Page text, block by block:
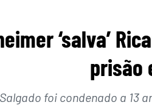
‘salva’
prisão
foi condenado a 13